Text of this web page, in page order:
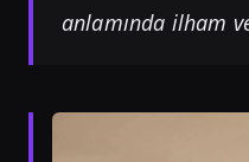
anlamında ilham